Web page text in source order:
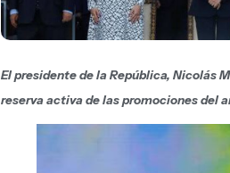
El presidente de la República, Nicolás
reserva activa de las promociones del